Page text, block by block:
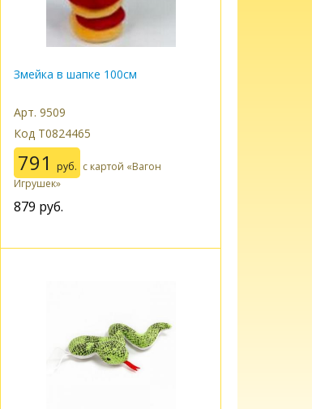
Змейка в шапке 100см
Арт. 9509
Код Т0824465
791 руб. с картой «Вагон
Игрушек»
879 руб.